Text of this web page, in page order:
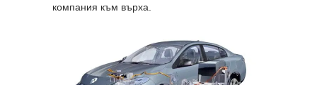
компания към върха.